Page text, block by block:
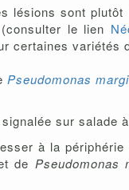
lésions sont
le lien
certaines variétés
Pseudomonas
sur salade
à la
de Pseudomonas